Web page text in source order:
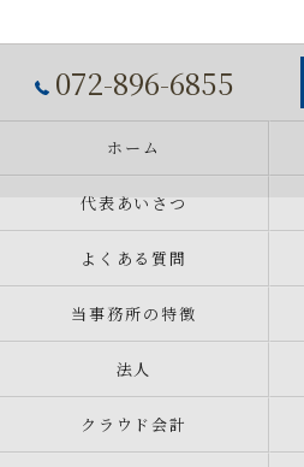
072-896-6855
ホーム
代表あいさつ
よくある質問
当事務所の特徴
法人
クラウド会計